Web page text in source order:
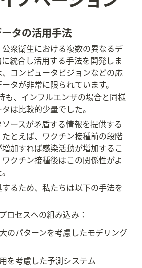
タの活用手法
衆衛生における複数の異なるデ
統合し活用する手法を開発しま
コンピュータビジョンなどの応
タが非常に限られています。
も、インフルエンザの場合と同様
は比較的少量でした。
ースが矛盾する情報を提供する
とえば、ワクチン接種前の段階
加すれば感染活動が増加するこ
クチン接種後はこの関係性がよ
るため、私たちは以下の手法を
ロセスへの組み込み：
のパターンを考慮したモデリング
を考慮した予測システム